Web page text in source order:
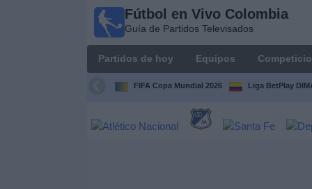
Fútbol en Vivo Colombia
Guía de Partidos Televisados
Partidos de hoy Equipos
FIFA Copa Mundial 2026 Liga BetPlay
Fútbol en
Colombia